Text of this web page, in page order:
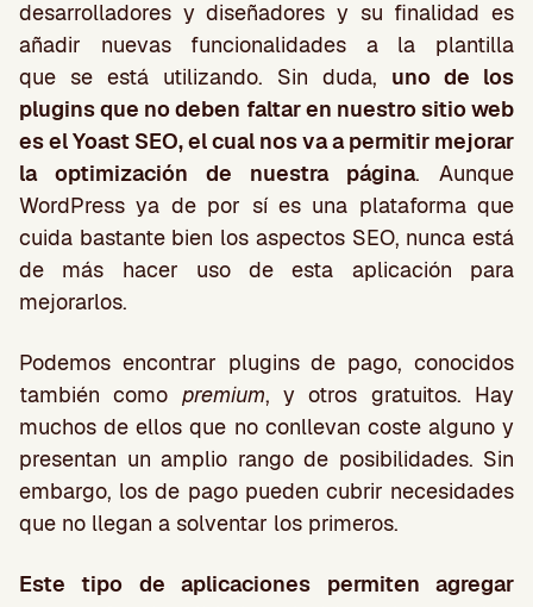
desarrolladores y diseñadores y su finalidad es
añadir nuevas funcionalidades a la plantilla
que se está utilizando. Sin duda, uno de los
plugins que no deben faltar en nuestro sitio web
es el Yoast SEO, el cual nos va a permitir mejorar
la optimización de nuestra página. Aunque
WordPress ya de por sí es una plataforma que
cuida bastante bien los aspectos SEO, nunca está
de más hacer uso de esta aplicación para
mejorarlos.
Podemos encontrar plugins de pago, conocidos
también como premium, y otros gratuitos. Hay
muchos de ellos que no conllevan coste alguno y
presentan un amplio rango de posibilidades. Sin
embargo, los de pago pueden cubrir necesidades
que no llegan a solventar los primeros.
Este tipo de aplicaciones permiten agregar